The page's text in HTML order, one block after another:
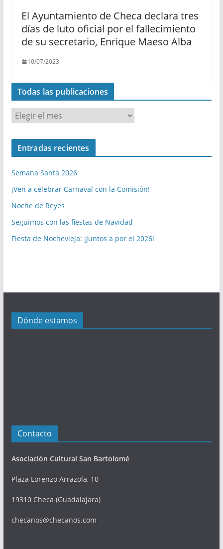
El Ayuntamiento de Checa declara tres
días de luto oficial por el fallecimiento
de su secretario, Enrique Maeso Alba
10/07/2023
Todas las publicaciones
o
d
l
a
s
u
b
i
Entradas recientes
Semana Santa 2026
¡Ven a celebrar Carnaval con la Comisión!
Noche de Reyes
Seguimos con las fiestas de Navidad
Fiesta de Nochevieja: ¡Juntos a por el 2026!
Dónde estamos
Contacto
Asociación Cultural San Bartolomé
Plaza Lorenzo Arrazola, 10
19310 Checa (Guadalajara)
checanos@checanos.com